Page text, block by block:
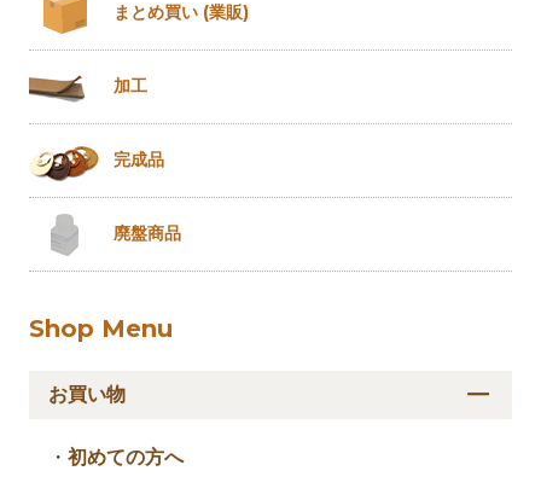
まとめ買い (業販)
加工
完成品
廃盤商品
Shop Menu
お買い物
・初めての方へ